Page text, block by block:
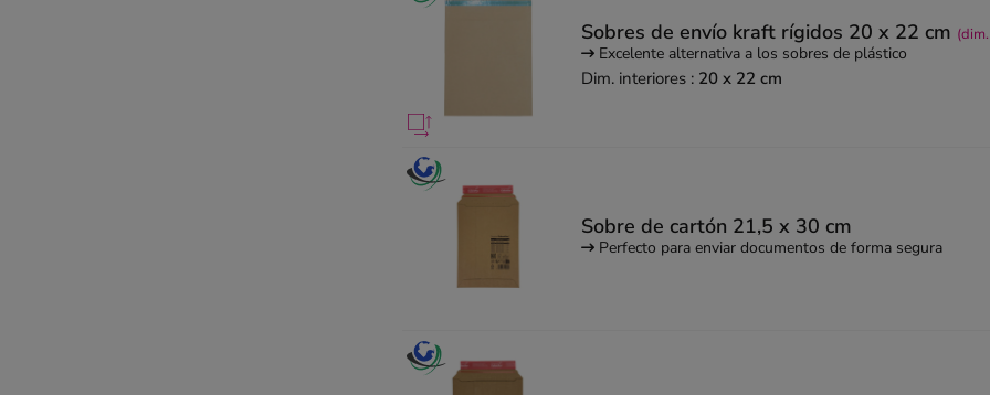
Sobres de envío kraft rígidos 20 x 22 cm
Excelente alternativa a los sobres de plástico
Dim. interiores : 20 x 22 cm
Sobre de cartón 21,5 x 30 cm
Perfecto para enviar documentos de forma segura